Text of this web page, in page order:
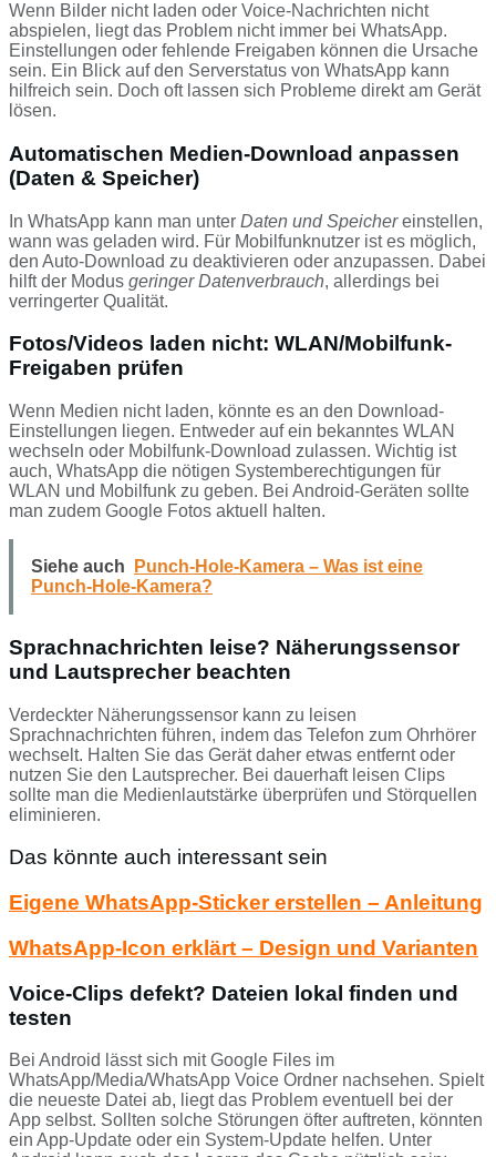
Wenn Bilder nicht laden oder Voice-Nachrichten nicht
abspielen, liegt das Problem nicht immer bei WhatsApp.
Einstellungen oder fehlende Freigaben können die Ursache
sein. Ein Blick auf den Serverstatus von WhatsApp kann
hilfreich sein. Doch oft lassen sich Probleme direkt am Gerät
lösen.
Automatischen Medien-Download anpassen
(Daten & Speicher)
In WhatsApp kann man unter Daten und Speichereinstellen,
wann was geladen wird. Für Mobilfunknutzer ist es möglich,
den Auto-Download zu deaktivieren oder anzupassen. Dabei
hilft der Modus geringer Datenverbrauch, allerdings bei
verringerter Qualität.
Fotos/Videos laden nicht: WLAN/Mobilfunk-
Freigaben prüfen
Wenn Medien nicht laden, könnte es an den Download-
Einstellungen liegen. Entweder auf ein bekanntes WLAN
wechseln oder Mobilfunk-Download zulassen. Wichtig ist
auch, WhatsApp die nötigen Systemberechtigungen für
WLAN und Mobilfunk zu geben. Bei Android-Geräten sollte
man zudem Google Fotos aktuell halten.
Siehe auch
Punch-Hole-Kamera – Was ist eine
Punch-Hole-Kamera?
Sprachnachrichten leise? Näherungssensor
und Lautsprecher beachten
Verdeckter Näherungssensor kann zu leisen
Sprachnachrichten führen, indem das Telefon zum Ohrhörer
wechselt. Halten Sie das Gerät daher etwas entfernt oder
nutzen Sie den Lautsprecher. Bei dauerhaft leisen Clips
sollte man die Medienlautstärke überprüfen und Störquellen
eliminieren.
Das könnte auch interessant sein
Eigene WhatsApp-Sticker erstellen – Anleitung
WhatsApp-Icon erklärt – Design und Varianten
Voice-Clips defekt? Dateien lokal finden und
testen
Bei Android lässt sich mit Google Files im
WhatsApp/Media/WhatsApp Voice Ordner nachsehen. Spielt
die neueste Datei ab, liegt das Problem eventuell bei der
App selbst. Sollten solche Störungen öfter auftreten, könnten
ein App-Update oder ein System-Update helfen. Unter